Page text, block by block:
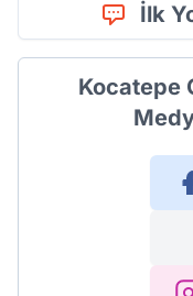
İlk
Kocatepe